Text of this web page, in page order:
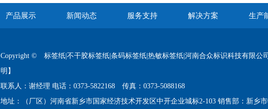
产品展示 新闻动态 服务支持 解决方案 生产
Copyright © 标签纸|不干胶标签纸|条码标签纸|热敏标签纸|河南合众标识科技有限公
明】
联系人：谢经理 电话：0373-5822168 传真：0373-5088168
地址：（厂区）河南省新乡市国家经济技术开发区中开企业城标2-103 销售部：新乡